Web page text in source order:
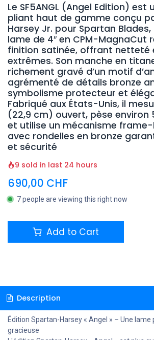
Le SF5ANGL (Angel Edition) est
pliant haut de gamme conçu
Harsey Jr. pour Spartan Blades,
lame de 4″ en CPM-MagnaCut
finition satinée, offrant netteté
extrêmes. Son manche en
richement gravé d’un motif
agrémenté de détails bronze
symbolisme protecteur et
Fabriqué aux États-Unis, il
(22,9 cm) ouvert, pèse environ
et utilise un mécanisme
avec rondelles en bronze
et sécurité
9 sold in last 24 hours
690,00 CHF
7 people are viewing this right now
Add to Cart
Description
Édition Spartan-Harsey « Angel » – Une
gracieuse